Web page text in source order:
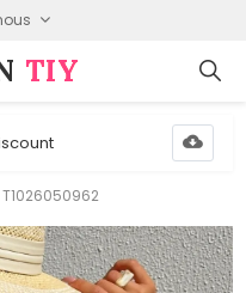
TIY
T1026050962